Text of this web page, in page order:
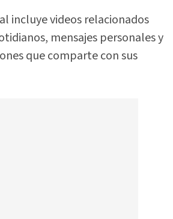
incluye videos relacionados
mensajes personales y
que comparte con sus